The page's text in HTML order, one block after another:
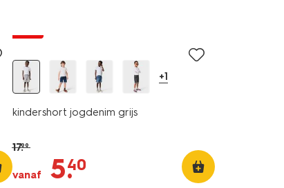
+1
kindershort jogdenim grijs
17.99
vanaf 5.
40